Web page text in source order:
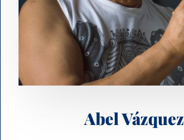
Abel Vázquez